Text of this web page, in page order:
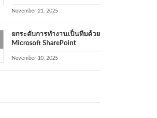
November 21, 2025
ยกระดับการทำงานเป็นทีมด้วย
Microsoft SharePoint
November 10, 2025